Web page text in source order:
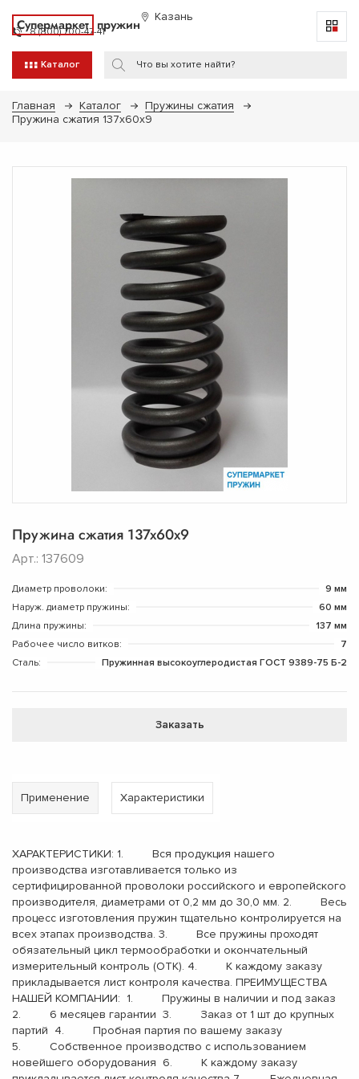
Супермаркет пружин Казань
8 (800) 700-47-41
Каталог
Главная Каталог
Пружины сжатия
Пружина сжатия 137х60х9
Пружина сжатия 137х60х9
Арт.: 137609
Диаметр проволоки:
9 мм
Наруж. диаметр пружины:
60 мм
Длина пружины:
137 мм
Рабочее число витков:
7
Сталь:
Пружинная высокоуглеродистая ГОСТ 9389-75 Б-2
Заказать
Применение Характеристики
ХАРАКТЕРИСТИКИ: 1. Вся продукция нашего
производства изготавливается только из
сертифицированной проволоки российского и европейского
производителя, диаметрами от 0,2 мм до 30,0 мм. 2. Весь
процесс изготовления пружин тщательно контролируется на
всех этапах производства. 3. Все пружины проходят
обязательный цикл термообработки и окончательный
измерительный контроль (ОТК). 4. К каждому заказу
прикладывается лист контроля качества. ПРЕИМУЩЕСТВА
НАШЕЙ КОМПАНИИ: 1. Пружины в наличии и под заказ
2. 6 месяцев гарантии 3. Заказ от 1 шт до крупных
партий 4. Пробная партия по вашему заказу
5. Собственное производство с использованием
новейшего оборудования 6. К каждому заказу